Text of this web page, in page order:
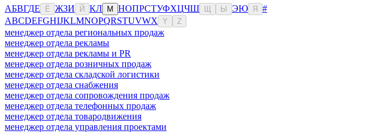
АБВГДЕ Ё ЖЗИ Й КЛ М НОПРСТУФХЦЧШ Ы ЭЮ Я
#
ABCDEFGHIJKLMNOPQRSTUVWX Y Z
менеджер отдела региональных продаж
менеджер отдела рекламы
менеджер отдела рекламы и PR
менеджер отдела розничных продаж
менеджер отдела складской логистики
менеджер отдела снабжения
менеджер отдела сопровождения продаж
менеджер отдела телефонных продаж
менеджер отдела товародвижения
менеджер отдела управления проектами